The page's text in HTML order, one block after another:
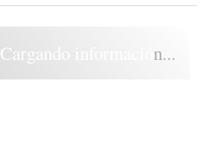
Cargando información...